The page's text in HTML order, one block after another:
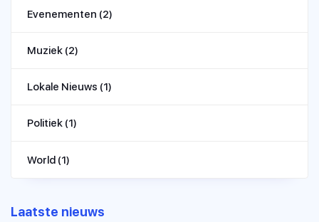
Evenementen (2)
Muziek (2)
Lokale Nieuws (1)
Politiek (1)
World (1)
Laatste nieuws